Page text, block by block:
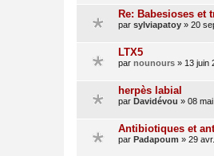
Re: Babesioses et
par sylviapatoy » 20
LTX5
par nounours » 13 juin
herpès labial
par Davidévou » 08
Antibiotiques et
par Padapoum » 29